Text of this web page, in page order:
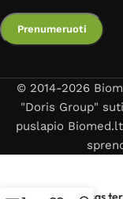
© 2014-2026
"Doris Group"
puslapio